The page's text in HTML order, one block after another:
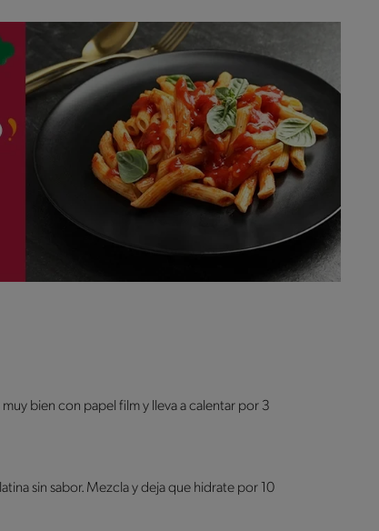
bien con papel film y lleva a calentar por 3
sin sabor. Mezcla y deja que hidrate por 10